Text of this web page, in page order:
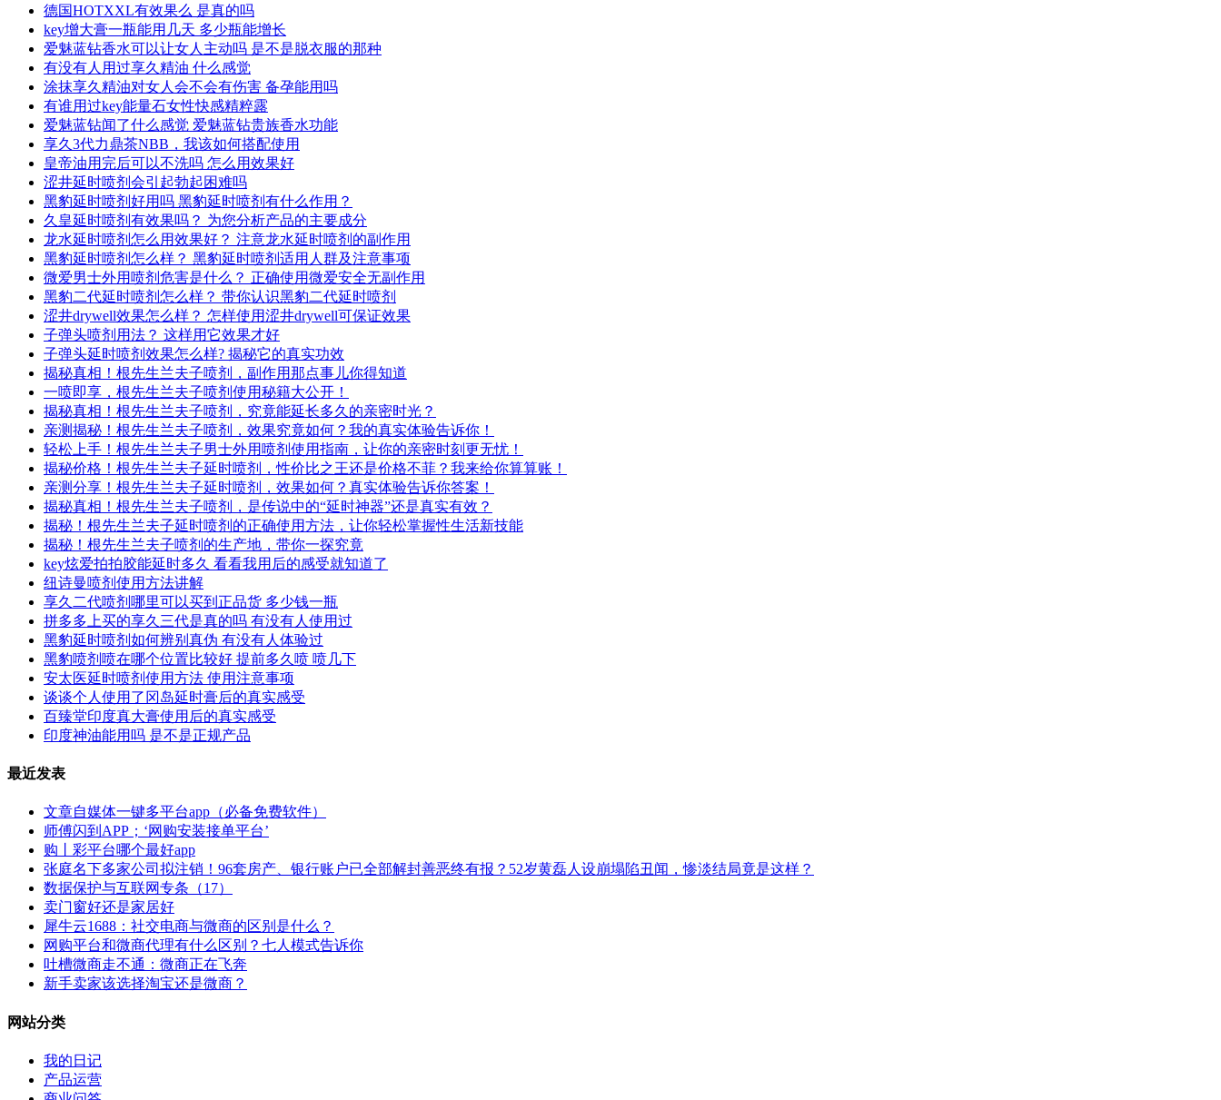
德国HOTXXL有效果么 是真的吗
key增大膏一瓶能用几天 多少瓶能增长
爱魅蓝钻香水可以让女人主动吗 是不是脱衣服的那种
有没有人用过享久精油 什么感觉
涂抹享久精油对女人会不会有伤害 备孕能用吗
有谁用过key能量石女性快感精粹露
爱魅蓝钻闻了什么感觉 爱魅蓝钻贵族香水功能
享久3代力鼎茶NBB，我该如何搭配使用
皇帝油用完后可以不洗吗 怎么用效果好
涩井延时喷剂会引起勃起困难吗
黑豹延时喷剂好用吗 黑豹延时喷剂有什么作用？
久皇延时喷剂有效果吗？ 为您分析产品的主要成分
龙水延时喷剂怎么用效果好？ 注意龙水延时喷剂的副作用
黑豹延时喷剂怎么样？ 黑豹延时喷剂适用人群及注意事项
微爱男士外用喷剂危害是什么？ 正确使用微爱安全无副作用
黑豹二代延时喷剂怎么样？ 带你认识黑豹二代延时喷剂
涩井drywell效果怎么样？ 怎样使用涩井drywell可保证效果
子弹头喷剂用法？ 这样用它效果才好
子弹头延时喷剂效果怎么样? 揭秘它的真实功效
揭秘真相！根先生兰夫子喷剂，副作用那点事儿你得知道
一喷即享，根先生兰夫子喷剂使用秘籍大公开！
揭秘真相！根先生兰夫子喷剂，究竟能延长多久的亲密时光？
亲测揭秘！根先生兰夫子喷剂，效果究竟如何？我的真实体验告诉你！
轻松上手！根先生兰夫子男士外用喷剂使用指南，让你的亲密时刻更无忧！
揭秘价格！根先生兰夫子延时喷剂，性价比之王还是价格不菲？我来给你算算账！
亲测分享！根先生兰夫子延时喷剂，效果如何？真实体验告诉你答案！
揭秘真相！根先生兰夫子喷剂，是传说中的“延时神器”还是真实有效？
揭秘！根先生兰夫子延时喷剂的正确使用方法，让你轻松掌握性生活新技能
揭秘！根先生兰夫子喷剂的生产地，带你一探究竟
key炫爱拍拍胶能延时多久 看看我用后的感受就知道了
纽诗曼喷剂使用方法讲解
享久二代喷剂哪里可以买到正品货 多少钱一瓶
拼多多上买的享久三代是真的吗 有没有人使用过
黑豹延时喷剂如何辨别真伪 有没有人体验过
黑豹喷剂喷在哪个位置比较好 提前多久喷 喷几下
安太医延时喷剂使用方法 使用注意事项
谈谈个人使用了冈岛延时膏后的真实感受
百臻堂印度真大膏使用后的真实感受
印度神油能用吗 是不是正规产品
最近发表
文章自媒体一键多平台app（必备免费软件）
师傅闪到APP；‘网购安装接单平台’
购丨彩平台哪个最好app
张庭名下多家公司拟注销！96套房产、银行账户已全部解封善恶终有报？52岁黄磊人设崩塌陷丑闻，惨淡结局竟是这样？
数据保护与互联网专条（17）
卖门窗好还是家居好
犀牛云1688：社交电商与微商的区别是什么？
网购平台和微商代理有什么区别？七人模式告诉你
吐槽微商走不通：微商正在飞奔
新手卖家该选择淘宝还是微商？
网站分类
我的日记
产品运营